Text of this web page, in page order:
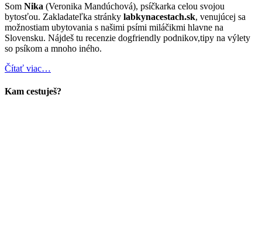
Som Nika (Veronika Mandúchová), psíčkarka celou svojou
bytosťou. Zakladateľka stránky labkynacestach.sk, venujúcej sa
možnostiam ubytovania s našimi psími miláčikmi hlavne na
Slovensku. Nájdeš tu recenzie dogfriendly podnikov,tipy na výlety
so psíkom a mnoho iného.
Čítať viac…
Kam cestuješ?